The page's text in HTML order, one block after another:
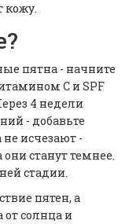
кожу.
пятна - начните
С и SPF
4 недели
- добавьте
исчезают -
станут темнее.
стадии.
пятен, а
солнца и